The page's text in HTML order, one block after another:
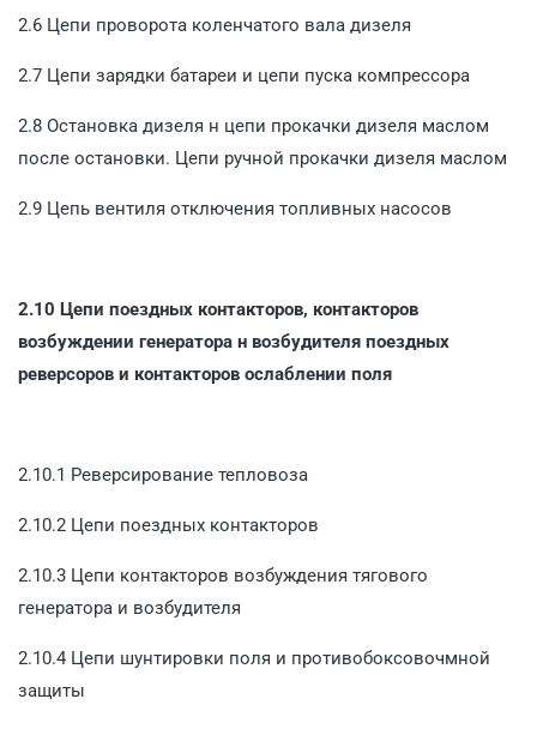
2.6 Цепи проворота коленчатого вала дизеля
2.7 Цепи зарядки батареи и цепи пуска компрессора
2.8 Остановка дизеля н цепи прокачки дизеля маслом
после остановки. Цепи ручной прокачки дизеля маслом
2.9 Цепь вентиля отключения топливных насосов
2.10 Цепи поездных контакторов, контакторов
возбуждении генератора н возбудителя поездных
реверсоров и контакторов ослаблении поля
2.10.1 Реверсирование тепловоза
2.10.2 Цепи поездных контакторов
2.10.3 Цепи контакторов возбуждения тягового
генератора и возбудителя
2.10.4 Цепи шунтировки поля и противобоксовочмной
защиты